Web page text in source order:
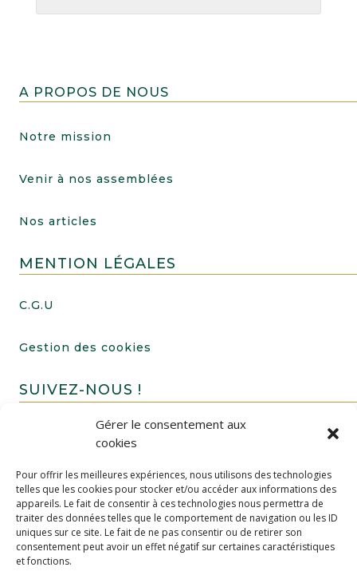
Gérer le consentement aux
cookies
Pour offrir les meilleures expériences, nous utilisons des technologies
telles que les cookies pour stocker et/ou accéder aux informations des
appareils. Le fait de consentir à ces technologies nous permettra de
traiter des données telles que le comportement de navigation ou les ID
uniques sur ce site. Le fait de ne pas consentir ou de retirer son
consentement peut avoir un effet négatif sur certaines caractéristiques
et fonctions.
A PROPOS DE NOUS
Notre mission
Venir à nos assemblées
Nos articles
MENTION LÉGALES
C.G.U
Gestion des cookies
SUIVEZ-NOUS !
FAIRE UN DON